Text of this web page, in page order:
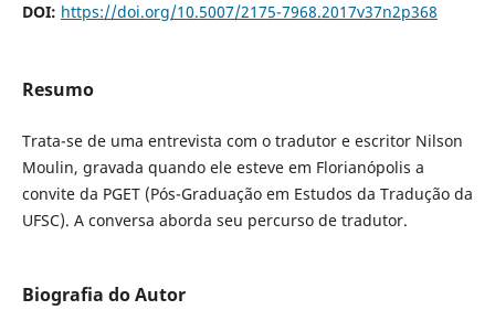
DOI: https://doi.org/10.5007/2175-7968.2017v37n2p368
Resumo
Trata-se de uma entrevista com o tradutor e escritor Nilson
Moulin, gravada quando ele esteve em Florianópolis a
convite da PGET (Pós-Graduação em Estudos da Tradução da
UFSC). A conversa aborda seu percurso de tradutor.
Biografia do Autor